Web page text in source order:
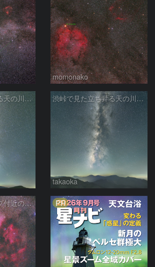
momonako
ほぼ垂直に立ち昇る天の川銀河 渋峠で見た立ち昇る天の川銀河
takaoka
はくちょう座デネブ付近の空域 260720 PR